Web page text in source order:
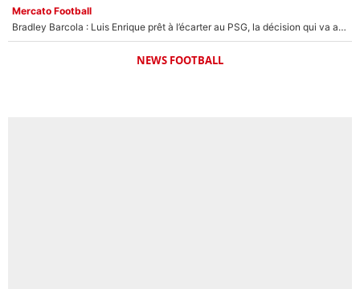
Mercato Football
Bradley Barcola : Luis Enrique prêt à l’écarter au PSG, la décision qui va accélérer son transfert à Liverpool ?
NEWS FOOTBALL